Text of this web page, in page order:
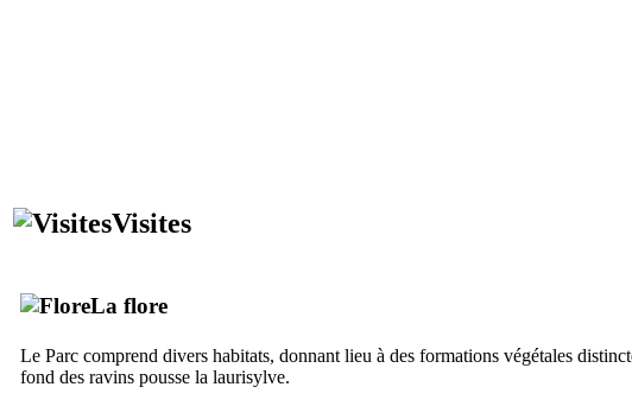
Visites
La flore
Le Parc comprend divers habitats, donnant lieu à des formations végétales
fond des ravins pousse la laurisylve.